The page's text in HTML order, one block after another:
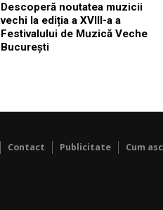
Descoperă noutatea muzicii
vechi la ediția a XVIII-a a
Festivalului de Muzică Veche
București
Contact Publicitate Cum